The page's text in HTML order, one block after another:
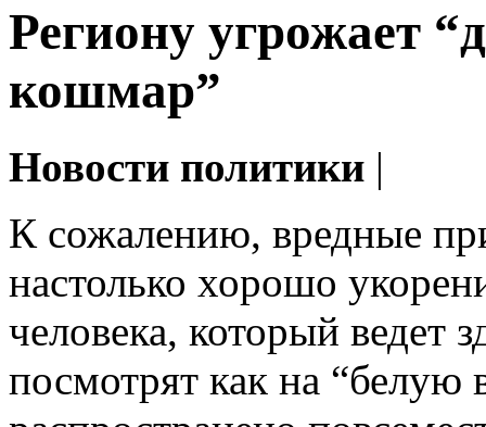
Региону угрожает
кошмар”
Новости политики |
К сожалению, вредные
настолько хорошо
человека, который ведет
посмотрят как на “белую